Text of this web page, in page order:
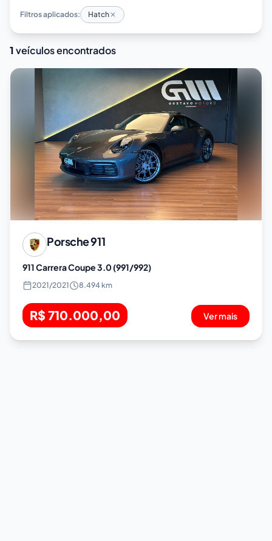
Filtros aplicados: Hatch
1veículos encontrados
Porsche911
911 Carrera Coupe 3.0 (991/992)
2021/2021 8.494 km
R$ 710.000,00 Ver mais